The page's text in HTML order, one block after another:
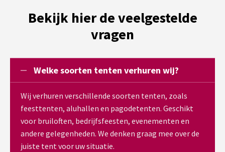
Bekijk hier de veelgestelde
vragen
Welke soorten tenten verhuren wij?
Wij verhuren verschillende soorten tenten, zoals
feesttenten, aluhallen en pagodetenten. Geschikt
voor bruiloften, bedrijfsfeesten, evenementen en
andere gelegenheden. We denken graag mee over de
juiste tent voor uw situatie.